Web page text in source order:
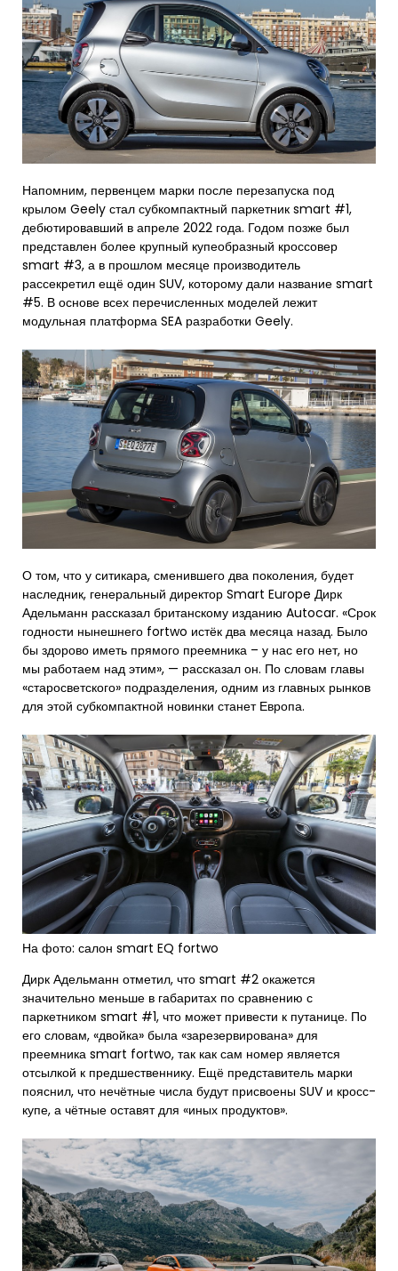
Напомним, первенцем марки после перезапуска под
крылом Geely стал субкомпактный паркетник smart #1,
дебютировавший в апреле 2022 года. Годом позже был
представлен более крупный купеобразный кроссовер
smart #3, а в прошлом месяце производитель
рассекретил ещё один SUV, которому дали название smart
#5. В основе всех перечисленных моделей лежит
модульная платформа SEA разработки Geely.
О том, что у ситикара, сменившего два поколения, будет
наследник, генеральный директор Smart Europe Дирк
Адельманн рассказал британскому изданию Autocar. «Срок
годности нынешнего fortwo истёк два месяца назад. Было
бы здорово иметь прямого преемника – у нас его нет, но
мы работаем над этим», — рассказал он. По словам главы
«старосветского» подразделения, одним из главных рынков
для этой субкомпактной новинки станет Европа.
На фото: салон smart EQ fortwo
Дирк Адельманн отметил, что smart #2 окажется
значительно меньше в габаритах по сравнению с
паркетником smart #1, что может привести к путанице. По
его словам, «двойка» была «зарезервирована» для
преемника smart fortwo, так как сам номер является
отсылкой к предшественнику. Ещё представитель марки
пояснил, что нечётные числа будут присвоены SUV и кросс-
купе, а чётные оставят для «иных продуктов».